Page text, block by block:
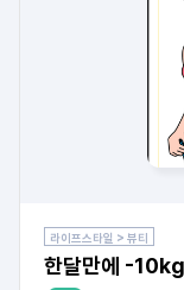
라이프스타일 > 뷰티
한달만에 -10kg